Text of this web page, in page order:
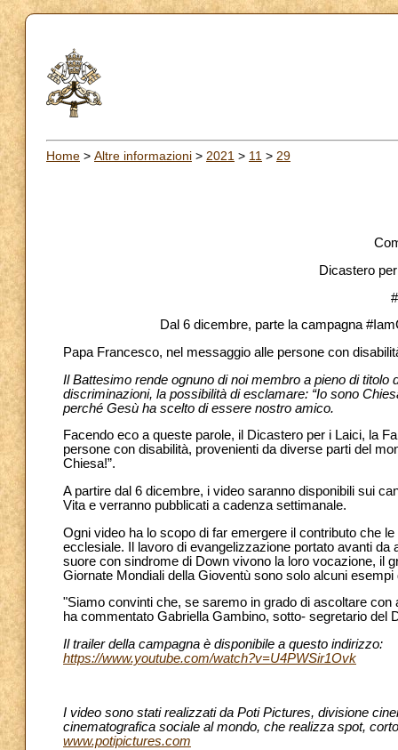
Home > Altre informazioni > 2021 > 11 > 29
Dicastero
Dal 6 dicembre, parte la campagna
Papa Francesco, nel messaggio alle persone con
Il Battesimo rende ognuno di noi membro a pieno di
discriminazioni, la possibilità di esclamare: “Io sono
perché Gesù ha scelto di essere nostro amico.
Facendo eco a queste parole, il Dicastero per i Laici, la
persone con disabilità, provenienti da diverse parti del
Chiesa!”.
A partire dal 6 dicembre, i video saranno disponibili sui
Vita e verranno pubblicati a cadenza settimanale.
Ogni video ha lo scopo di far emergere il contributo che
ecclesiale. Il lavoro di evangelizzazione portato avanti
suore con sindrome di Down vivono la loro vocazione, il
Giornate Mondiali della Gioventù sono solo alcuni
"Siamo convinti che, se saremo in grado di ascoltare
ha commentato Gabriella Gambino, sotto- segretario del
Il trailer della campagna è disponibile a questo indirizzo:
https://www.youtube.com/watch?v=U4PWSir1Ovk
I video sono stati realizzati da Poti Pictures, divisione
cinematografica sociale al mondo, che realizza spot,
www.potipictures.com